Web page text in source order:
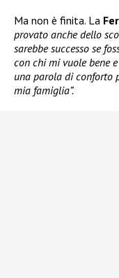
Ma non è finita. La
provato anche dello
sarebbe successo se
con chi mi vuole bene
una parola di conforto
mia famiglia”.